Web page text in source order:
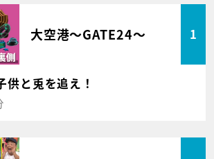
大空港～GATE24～ 1
供と兎を追え！